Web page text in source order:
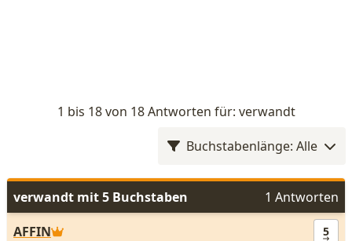
1 bis 18 von 18 Antworten für: verwandt
Buchstabenlänge: Alle
verwandt mit 5 Buchstaben
1 Antworten
AFFIN
5